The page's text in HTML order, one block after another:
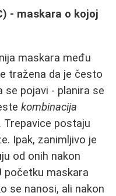
- maskara o kojoj
maskara među
tražena da je često
se pojavi - planira se
kombinacija
Trepavice postaju
Ipak, zanimljivo je
od onih nakon
početku maskara
se nanosi, ali nakon